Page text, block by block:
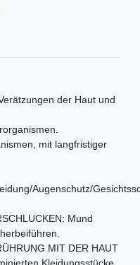
der Haut und
mit langfristiger
Augenschutz/
Mund
MIT DER HAUT
Kleidungsstücke